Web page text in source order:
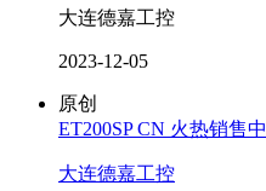
大连德嘉工控
2023-12-05
原创
ET200SP CN 火热销售中
大连德嘉工控